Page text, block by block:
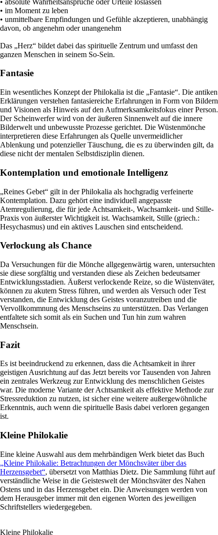
• im Moment zu leben
• unmittelbare Empfindungen und Gefühle akzeptieren, unabhängig
davon, ob angenehm oder unangenehm
Das „Herz“ bildet dabei das spirituelle Zentrum und umfasst den
ganzen Menschen in seinem So-Sein.
Fantasie
Ein wesentliches Konzept der Philokalia ist die „Fantasie“. Die antiken
Erklärungen verstehen fantasiereiche Erfahrungen in Form von Bildern
und Visionen als Hinweis auf den Aufmerksamkeitsfokus einer Person.
Der Scheinwerfer wird von der äußeren Sinnenwelt auf die innere
Bilderwelt und unbewusste Prozesse gerichtet. Die Wüstenmönche
interpretieren diese Erfahrungen als Quelle unvermeidlicher
Ablenkung und potenzieller Täuschung, die es zu überwinden gilt, da
diese nicht der mentalen Selbstdisziplin dienen.
Kontemplation und emotionale Intelligenz
„Reines Gebet“ gilt in der Philokalia als hochgradig verfeinerte
Kontemplation. Dazu gehört eine individuell angepasste
Atemregulierung, die für jede Achtsamkeit-, Wachsamkeit- und Stille-
Praxis von äußerster Wichtigkeit ist. Wachsamkeit, Stille (griech.:
Hesychasmus) und ein aktives Lauschen sind entscheidend.
Verlockung als Chance
Da Versuchungen für die Mönche allgegenwärtig waren, untersuchten
sie diese sorgfältig und verstanden diese als Zeichen bedeutsamer
Entwicklungsstadien. Äußerst verlockende Reize, so die Wüstenväter,
können zu akutem Stress führen, und werden als Versuch oder Test
verstanden, die Entwicklung des Geistes voranzutreiben und die
Vervollkommnung des Menschseins zu unterstützen. Das Verlangen
entfaltete sich somit als ein Suchen und Tun hin zum wahren
Menschsein.
Fazit
Es ist beeindruckend zu erkennen, dass die Achtsamkeit in ihrer
geistigen Ausrichtung auf das Jetzt bereits vor Tausenden von Jahren
ein zentrales Werkzeug zur Entwicklung des menschlichen Geistes
war. Die moderne Variante der Achtsamkeit als effektive Methode zur
Stressreduktion zu nutzen, ist sicher eine weitere außergewöhnliche
Erkenntnis, auch wenn die spirituelle Basis dabei verloren gegangen
ist.
Kleine Philokalie
Eine kleine Auswahl aus dem mehrbändigen Werk bietet das Buch
„Kleine Philokalie: Betrachtungen der Mönchsväter über das
Herzensgebet“, übersetzt von Matthias Dietz. Die Sammlung führt auf
verständliche Weise in die Geisteswelt der Mönchsväter des Nahen
Ostens und in das Herzensgebet ein. Die Anweisungen werden von
dem Herausgeber immer mit den eigenen Worten des jeweiligen
Schriftstellers wiedergegeben.
Kleine Philokalie